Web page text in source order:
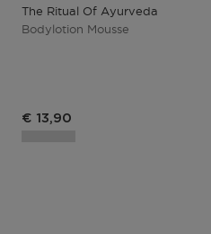
The Ritual Of Ayurveda
Bodylotion Mousse
€ 13,90